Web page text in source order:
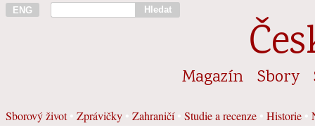
ENG Hledat
Magazín Sbory
Sborový život• Zprávičky Zahraničí• Studie a recenze Historie